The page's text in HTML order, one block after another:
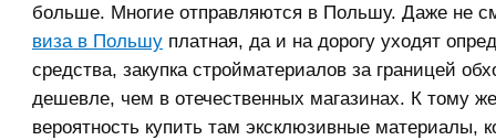
больше. Многие отправляются в Польшу. Даже не
виза в Польшу платная, да и на дорогу уходят
средства, закупка стройматериалов за границей
дешевле, чем в отечественных магазинах. К тому
вероятность купить там эксклюзивные материалы,